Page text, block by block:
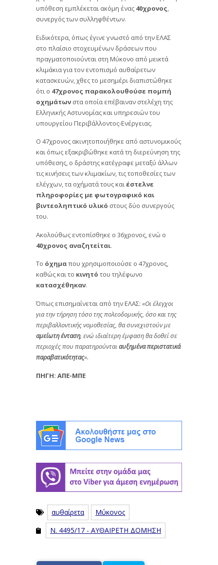
υπόθεση εμπλέκεται ακόμη ένας 40χρονος,
συνεργός των συλληφθέντων.
Ειδικότερα, όπως έγινε γνωστό από την ΕΛΑΣ
στο πλαίσιο στοχευμένων δράσεων που
πραγματοποιούνται στη Μύκονο από μεικτά
κλιμάκια για τον εντοπισμό αυθαίρετων
κατασκευών, χθες το μεσημέρι διαπιστώθηκε
ότι ο 47χρονος παρακολουθούσε πομπή
οχημάτων στα οποία επέβαιναν στελέχη της
Ελληνικής Αστυνομίας και υπηρεσιών του
υπουργείου Περιβάλλοντος-Ενέργειας.
Ο 47χρονος ακινητοποιήθηκε από αστυνομικούς
και όπως εξακριβώθηκε κατά τη διερεύνηση της
υπόθεσης, ο δράστης κατέγραφε μεταξύ άλλων
τις κινήσεις των κλιμακίων, τις τοποθεσίες των
ελέγχων, τα οχήματά τους καιέστελνε
πληροφορίες με φωτογραφικό και
βιντεοληπτικό υλικό στους δύο συνεργούς
του.
Ακολούθως εντοπίσθηκε ο 36χρονος, ενώ ο
40χρονος αναζητείται.
Το όχημαπου χρησιμοποιούσε ο 47χρονος,
καθώς και το κινητό του τηλέφωνο
κατασχέθηκαν.
Όπως επισημαίνεται από την ΕΛΑΣ: «Οι έλεγχοι
για την τήρηση τόσο της πολεοδομικής, όσο και της
περιβαλλοντικής νομοθεσίας, θα συνεχιστούν με
αμείωτη ένταση, ενώ ιδιαίτερη έμφαση θα δοθεί σε
περιοχές που παρατηρούνταιαυξημέναπεριστατικά
παραβατικότητας».
ΠΗΓΗ: ΑΠΕ-ΜΠΕ
αυθαίρετα
Μύκονος
Ν. 4495/17 - ΑΥΘΑΙΡΕΤΗ ΔΟΜΗΣΗ